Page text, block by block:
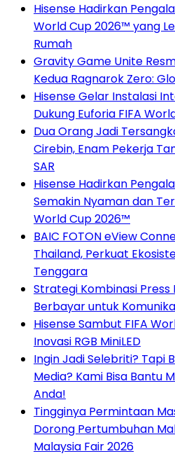
Hisense Hadirkan
World Cup 2026™ yang
Rumah
Gravity Game Unite
Kedua Ragnarok Zero:
Hisense Gelar Instalasi
Dukung Euforia FIFA
Dua Orang Jadi
Cirebin, Enam Pekerja
SAR
Hisense Hadirkan
Semakin Nyaman dan
World Cup 2026™
BAIC FOTON eView
Thailand, Perkuat
Tenggara
Strategi Kombinasi Press
Berbayar untuk
Hisense Sambut FIFA
Inovasi RGB MiniLED
Ingin Jadi Selebriti? Tapi
Media? Kami Bisa Bantu
Anda!
Tingginya Permintaan
Dorong Pertumbuhan
Malaysia Fair 2026